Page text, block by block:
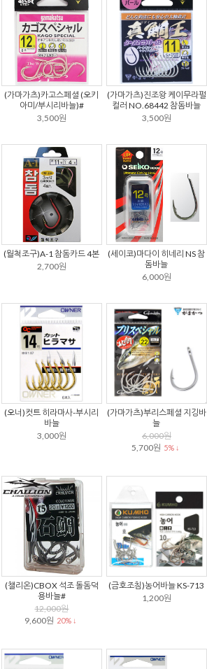
(가마가츠)카고스페셜 (오키
아미/부시리바늘)#
3,500원
(가마가츠)진조왕 케이무라펄
컬러 NO.68442 참돔바늘
3,500원
(월척조구)A-1 참돔카드 4본
2,700원
(세이코)마다이 히네리 NS 참
돔바늘
6,000원
(오너)컷트 히라마사-부시리
바늘
3,000원
(가마가츠)부리스페셜 지깅바
늘
6,000원
5,700원 5% ↓
(챌리온)CBOX 석조 돌돔덕
용바늘#
12,000원
9,600원 20% ↓
(금호조침)농어바늘 KS-713
1,200원